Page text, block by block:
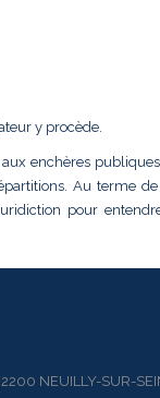
y procède.
enchères publiques
Au terme
pour
NEUILLY-SUR-